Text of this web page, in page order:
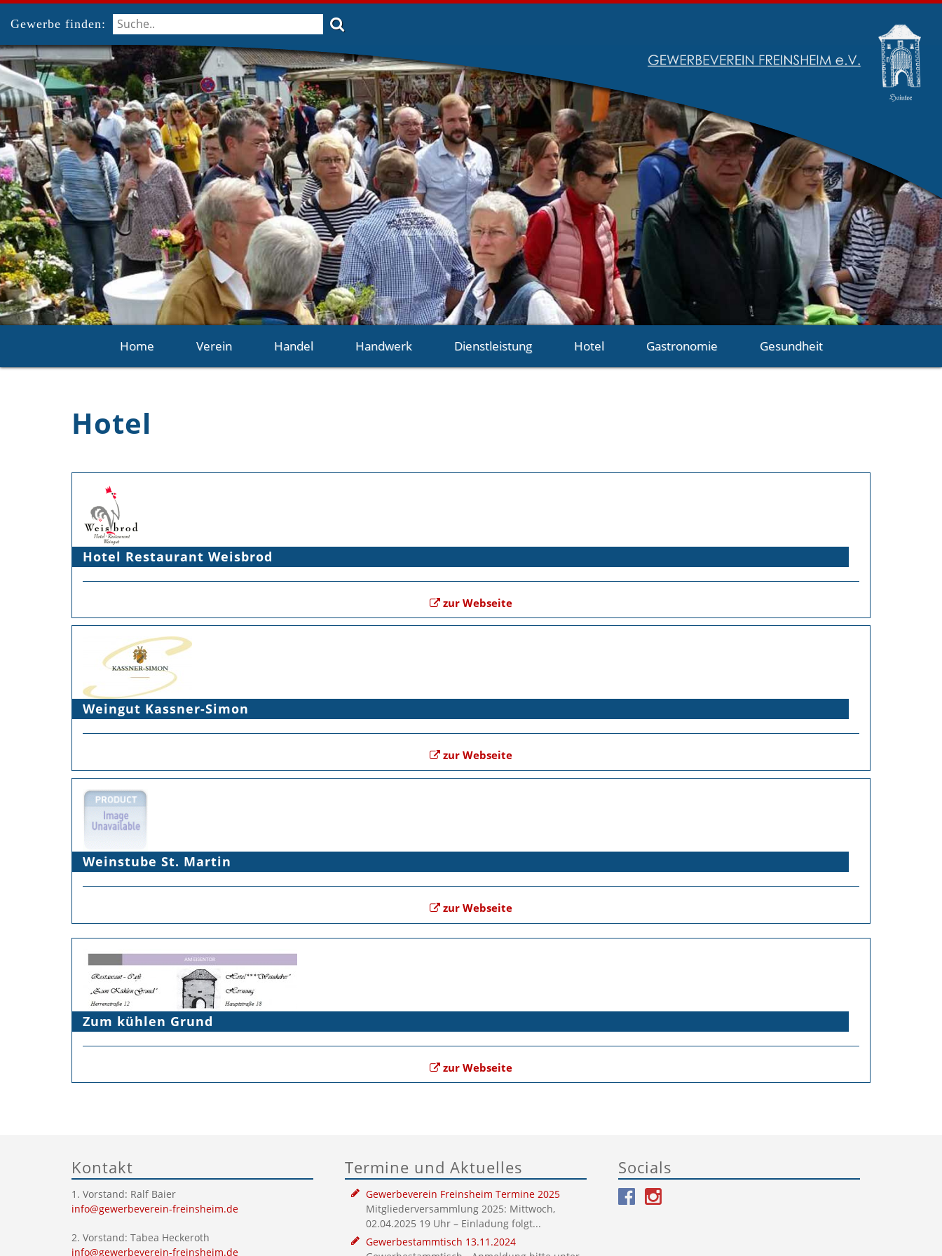
Gewerbe finden:
Home Verein Handel Handwerk Dienstleistung Hotel Gastronomie Gesundheit
Hotel
Hotel Restaurant Weisbrod
zur Webseite
Weingut Kassner-Simon
zur Webseite
Weinstube St. Martin
zur Webseite
Zum kühlen Grund
zur Webseite
Kontakt
1. Vorstand: Ralf Baier
info@gewerbeverein-freinsheim.de
2. Vorstand: Tabea Heckeroth
info@gewerbeverein-freinsheim.de
Termine und Aktuelles
Gewerbeverein Freinsheim Termine 2025
Mitgliederversammlung 2025: Mittwoch,
02.04.2025 19 Uhr – Einladung folgt...
Gewerbestammtisch 13.11.2024
Socials